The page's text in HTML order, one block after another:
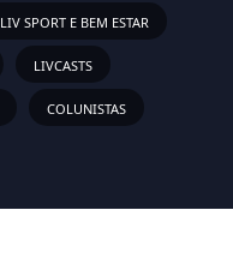
LIV SPORT E BEM ESTAR
LIVCASTS
COLUNISTAS